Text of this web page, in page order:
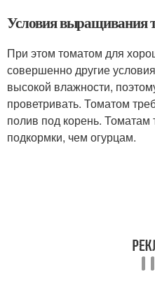
Условия выращивания
При этом томатом для
совершенно другие
высокой влажности,
проветривать. Томатом
полив под корень. Томатам
подкормки, чем огурцам.